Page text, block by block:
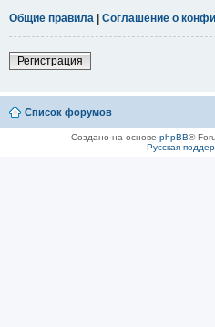
Общие правила | Соглашение о
Регистрация
Список форумов
Создано на основе phpBB®
Русская